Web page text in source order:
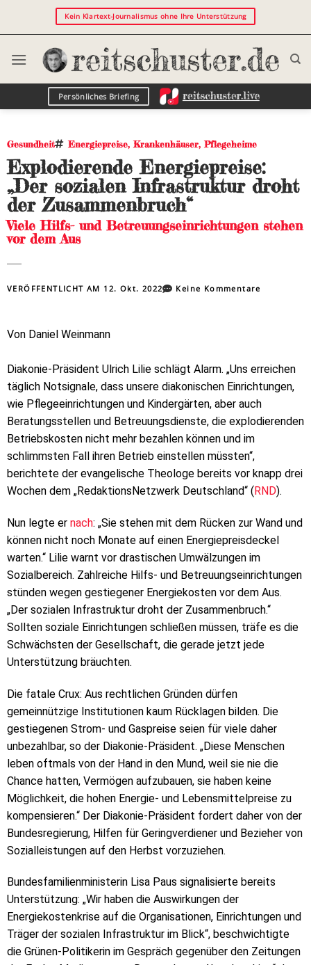
Kein Klartext-Journalismus ohne Ihre Unterstützung
Persönliches Briefing
Gesundheit Energiepreise, Krankenhäuser,Pflegeheime
Explodierende Energiepreise:
„Der sozialen Infrastruktur droht
der Zusammenbruch“
Viele Hilfs- und Betreuungseinrichtungen stehen
vor dem Aus
VERÖFFENTLICHT AM 12. Okt. 2022 Keine Kommentare
Von Daniel Weinmann
Diakonie-Präsident Ulrich Lilie schlägt Alarm. „Uns erreichen
täglich Notsignale, dass unsere diakonischen Einrichtungen,
wie Pflegeeinrichtungen und Kindergärten, aber auch
Beratungsstellen und Betreuungsdienste, die explodierenden
Betriebskosten nicht mehr bezahlen können und im
schlimmsten Fall ihren Betrieb einstellen müssten“,
berichtete der evangelische Theologe bereits vor knapp drei
Wochen dem „RedaktionsNetzwerk Deutschland“ (RND).
Nun legte er nach: „Sie stehen mit dem Rücken zur Wand und
können nicht noch Monate auf einen Energiepreisdeckel
warten.“ Lilie warnt vor drastischen Umwälzungen im
Sozialbereich. Zahlreiche Hilfs- und Betreuungseinrichtungen
stünden wegen gestiegener Energiekosten vor dem Aus.
„Der sozialen Infrastruktur droht der Zusammenbruch.“
Sollten soziale Einrichtungen schließen müssen, träfe es die
Schwächsten der Gesellschaft, die gerade jetzt jede
Unterstützung bräuchten.
Die fatale Crux: Aus rechtlichen Gründen dürfen
gemeinnützige Institutionen kaum Rücklagen bilden. Die
gestiegenen Strom- und Gaspreise seien für viele daher
unbezahlbar, so der Diakonie-Präsident. „Diese Menschen
leben oftmals von der Hand in den Mund, weil sie nie die
Chance hatten, Vermögen aufzubauen, sie haben keine
Möglichkeit, die hohen Energie- und Lebensmittelpreise zu
kompensieren.“ Der Diakonie-Präsident fordert daher von der
Bundesregierung, Hilfen für Geringverdiener und Bezieher von
Sozialleistungen auf den Herbst vorzuziehen.
Bundesfamilienministerin Lisa Paus signalisierte bereits
Unterstützung: „Wir haben die Auswirkungen der
Energiekostenkrise auf die Organisationen, Einrichtungen und
Träger der sozialen Infrastruktur im Blick“, beschwichtigte
die Grünen-Politikerin im Gespräch gegenüber den Zeitungen